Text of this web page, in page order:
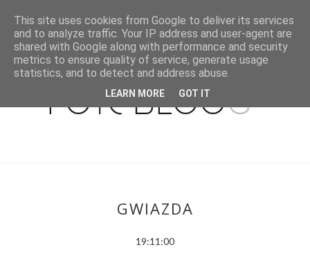
GWIAZDA
19:11:00
This site uses cookies from Google to deliver its services
and to analyze traffic. Your IP address and user-agent are
shared with Google along with performance and security
metrics to ensure quality of service, generate usage
statistics, and to detect and address abuse.
LEARN MORE GOT IT